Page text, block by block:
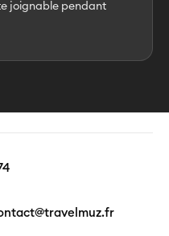
joignable pendant